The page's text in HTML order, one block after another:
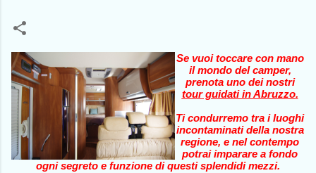
Se vuoi toccare con mano
il mondo del camper,
prenota uno dei nostri
tour guidati in Abruzzo.
Ti condurremo tra i luoghi
incontaminati della nostra
regione, e nel contempo
potrai imparare a fondo
ogni segreto e funzione di questi splendidi mezzi.